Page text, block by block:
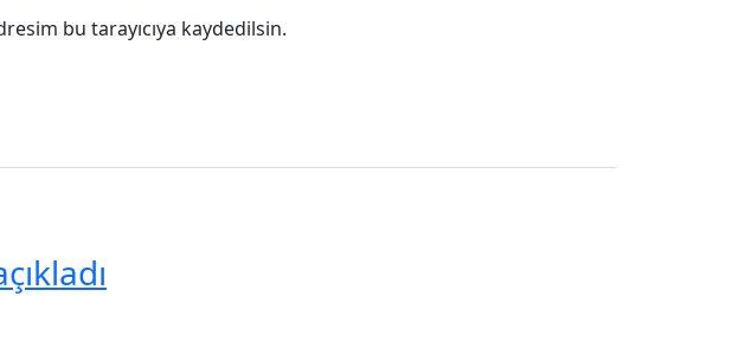
bu tarayıcıya kaydedilsin.